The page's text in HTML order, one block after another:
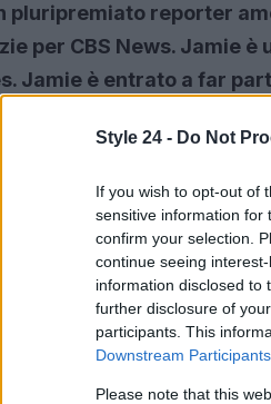
Style 24 - Do Not
If you wish to opt-out of
sensitive information for
confirm your selection.
continue seeing
information disclosed to
further disclosure of
participants. This
Downstream Participants
Please note that this
pluripremiato reporter
per CBS News. Jamie è
Jamie è entrato a far
York per CBS
su tuttele